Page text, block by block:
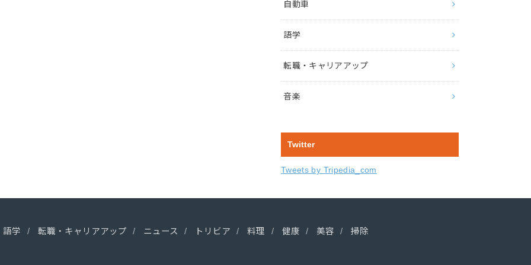
自動車
語学
転職・キャリアアップ
音楽
Twitter
Tweets by Tripedia_com
語学 転職・キャリアアップ ニュース トリビア 料理 健康 美容 掃除